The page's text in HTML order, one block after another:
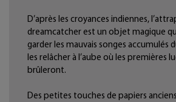
D’après les croyances indiennes,
dreamcatcher est un objet magique
garder les mauvais songes accumulés
les relâcher à l’aube où les premières
brûleront.
Des petites touches de papiers